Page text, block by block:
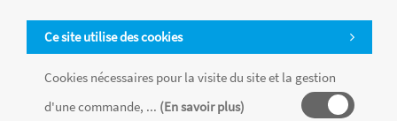
Ce site utilise des cookies
Cookies nécessaires pour la visite du site et la gestion
d'une commande, ... (En savoir plus)